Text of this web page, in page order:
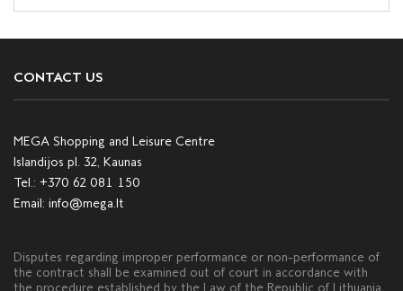
CONTACT US
MEGA Shopping and Leisure Centre
Islandijos pl. 32, Kaunas
Tel.: +370 62 081 150
Email: info@mega.lt
Disputes regarding improper performance or non-performance of
the contract shall be examined out of court in accordance with
the procedure established by the Law of the Republic of Lithuania